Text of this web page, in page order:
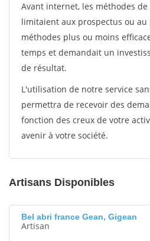
Avant internet, les méthodes
limitaient aux prospectus ou au
méthodes plus ou moins
temps et demandait un
de résultat.
L'utilisation de notre service
permettra de recevoir des
fonction des creux de votre
avenir à votre société.
Artisans Disponibles
Bel abri france Gean, Gigean
Artisan